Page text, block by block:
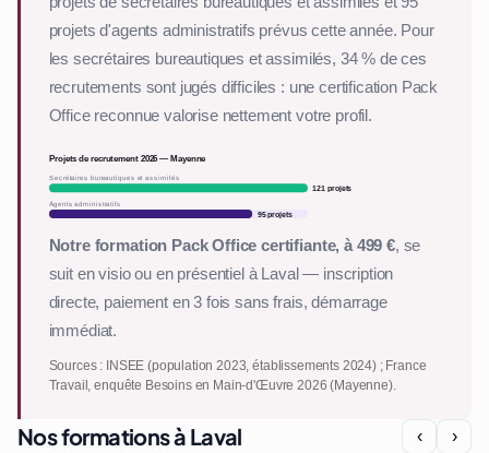
projets d'agents administratifs prévus cette année. Pour
les secrétaires bureautiques et assimilés, 34 % de ces
recrutements sont jugés difficiles : une certification Pack
Office reconnue valorise nettement votre profil.
Projets de recrutement 2026 — Mayenne
Secrétaires bureautiques et assimilés
121 projets
Agents administratifs
95 projets
Notre formation Pack Office certifiante, à 499 €, se
suit en visio ou en présentiel à Laval — inscription
directe, paiement en 3 fois sans frais, démarrage
immédiat.
Sources : INSEE (population 2023, établissements 2024) ; France
Travail, enquête Besoins en Main-d'Œuvre 2026 (Mayenne).
Nos formations à Laval ‹ ›